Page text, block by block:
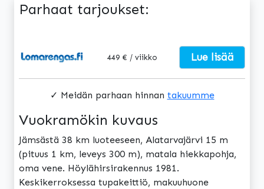
Parhaat tarjoukset:
449 € / viikko Lue lisää
✓ Meidän parhaan hinnan takuumme
Vuokramökin kuvaus
Jämsästä 38 km luoteeseen, Alatarvajärvi 15 m
(pituus 1 km, leveys 300 m), matala hiekkapohja,
oma vene. Höylähirsirakennus 1981.
Keskikerroksessa tupakeittiö, makuuhuone